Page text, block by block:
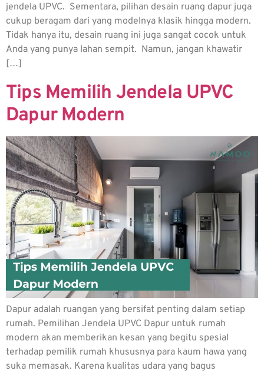
jendela UPVC. Sementara, pilihan desain ruang dapur juga
cukup beragam dari yang modelnya klasik hingga modern.
Tidak hanya itu, desain ruang ini juga sangat cocok untuk
Anda yang punya lahan sempit. Namun, jangan khawatir
[…]
Tips Memilih Jendela UPVC
Dapur Modern
Dapur adalah ruangan yang bersifat penting dalam setiap
rumah. Pemilihan Jendela UPVC Dapur untuk rumah
modern akan memberikan kesan yang begitu spesial
terhadap pemilik rumah khususnya para kaum hawa yang
suka memasak. Karena kualitas udara yang bagus